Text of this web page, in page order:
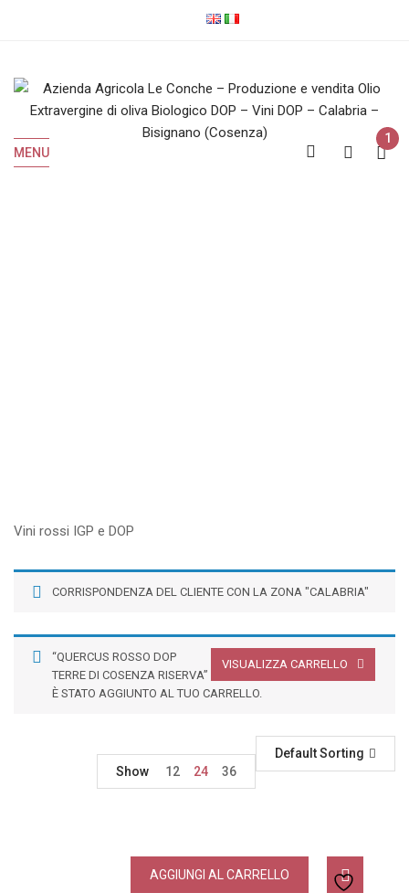
MENU
1
Vini rossi IGP e DOP
CORRISPONDENZA DEL CLIENTE CON LA ZONA "CALABRIA"
VISUALIZZA CARRELLO
“QUERCUS ROSSO DOP
TERRE DI COSENZA RISERVA”
È STATO AGGIUNTO AL TUO CARRELLO.
Default Sorting
Show
12 24 36
AGGIUNGI AL CARRELLO